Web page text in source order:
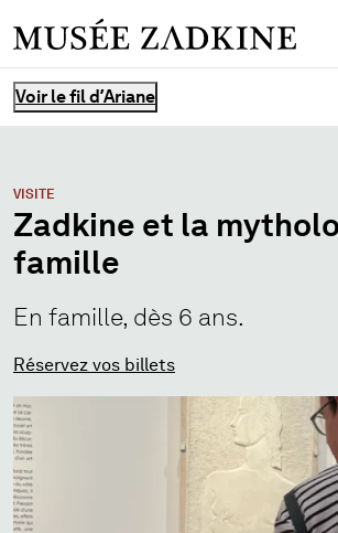
Vous êtes ici :
Voir le fil d’Ariane
VISITE
Zadkine et la
famille
En famille, dès 6 ans.
Réservez vos billets